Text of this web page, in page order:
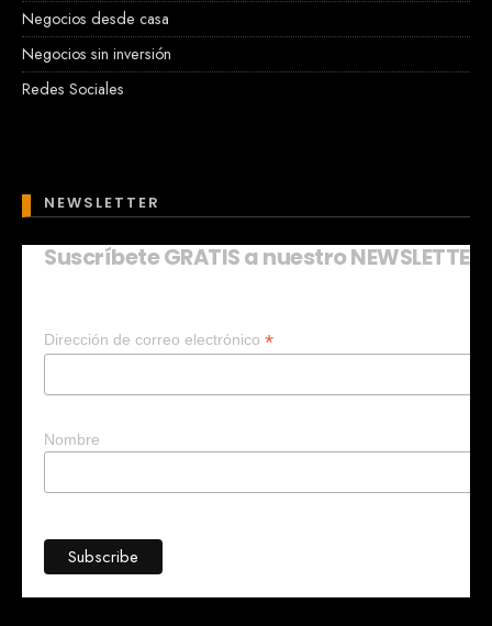
Negocios desde casa
Negocios sin inversión
Redes Sociales
NEWSLETTER
Suscríbete GRATIS a nuestro NEWSLETTER
Dirección de correo electrónico *
Nombre
¿Quieres que te ayude a crear un